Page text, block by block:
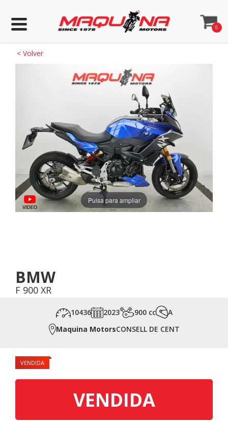
0
< Volver
Pulsa para ampliar
BMW
F 900 XR
10436 2023 900 cc
A
Maquina MotorsCONSELL DE CENT
VENDIDA
VENDIDA